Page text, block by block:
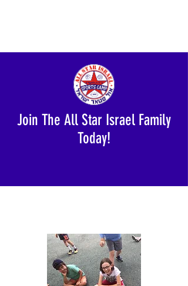
Join The All Star Israel Family
Today!